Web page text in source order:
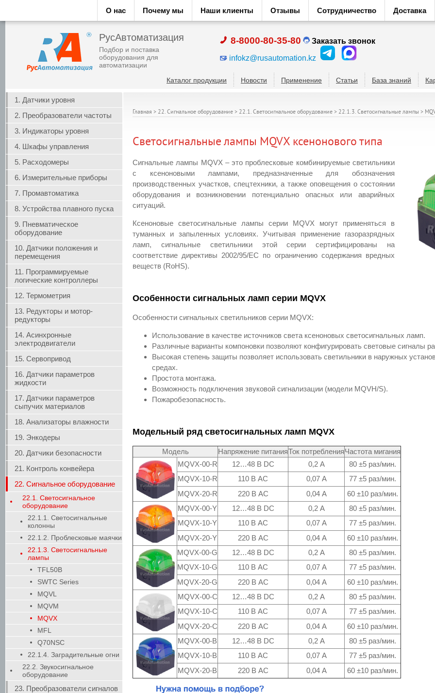
О нас Почему мы Наши клиенты Отзывы Сотрудничество Доставка
РусАвтоматизация
Подбор и поставка
оборудования для
автоматизации
8-8000-80-35-80 Заказать звонок
infokz@rusautomation.kz
Каталог продукции Новости Применение Статьи База знаний
1. Датчики уровня
2. Преобразователи частоты
3. Индикаторы уровня
4. Шкафы управления
5. Расходомеры
6. Измерительные приборы
7. Промавтоматика
8. Устройства плавного пуска
9. Пневматическое
оборудование
10. Датчики положения и
перемещения
11. Программируемые
логические контроллеры
12. Термометрия
13. Редукторы и мотор-
редукторы
14. Асинхронные
электродвигатели
15. Сервопривод
16. Датчики параметров
жидкости
17. Датчики параметров
сыпучих материалов
18. Анализаторы влажности
19. Энкодеры
20. Датчики безопасности
21. Контроль конвейера
22. Сигнальное оборудование
22.1. Светосигнальное
оборудование
22.1.1. Светосигнальные
колонны
22.1.2. Проблесковые маячки
22.1.3. Светосигнальные
лампы
TFL50B
SWTC Series
MQVL
MQVM
MQVX
MFL
Q70NSC
22.1.4. Заградительные огни
22.2. Звукосигнальное
оборудование
23. Преобразователи сигналов
Главная > 22. Сигнальное оборудование > 22.1. Светосигнальное оборудование > 22.1.3. Светосигнальные лампы >
Светосигнальные лампы MQVX ксенонового типа
Сигнальные лампы MQVX – это проблесковые комбинируемые светильники
с ксеноновыми лампами, предназначенные для обозначения
производственных участков, спецтехники, а также оповещения о состоянии
оборудования и возникновении потенциально опасных или аварийных
ситуаций.
Ксеноновые светосигнальные лампы серии MQVX могут применяться в
туманных и запыленных условиях. Учитывая применение газоразрядных
ламп, сигнальные светильники этой серии сертифицированы на
соответствие директивы 2002/95/EC по ограничению содержания вредных
веществ (RoHS).
Особенности сигнальных ламп серии MQVX
Особенности сигнальных светильников серии MQVX:
Использование в качестве источников света ксеноновых светосигнальных ламп.
Различные варианты компоновки позволяют конфигурировать световые сигналы
Высокая степень защиты позволяет использовать светильники в наружных
средах.
Простота монтажа.
Возможность подключения звуковой сигнализации (модели MQVH/S).
Пожаробезопасность.
Модельный ряд светосигнальных ламп MQVX
Модель Напряжение питанияТок потребленияЧастота мигания
MQVX-00-R
12…48 В DС 0,2 А
80 ±5 раз/мин.
MQVX-10-R
110 В AC 0,07 А
77 ±5 раз/мин.
MQVX-20-R
220 В AC 0,04 А
60 ±10 раз/мин.
MQVX-00-Y
12…48 В DС 0,2 А
80 ±5 раз/мин.
MQVX-10-Y
110 В AC 0,07 А
77 ±5 раз/мин.
MQVX-20-Y
220 В AC 0,04 А
60 ±10 раз/мин.
MQVX-00-G
12…48 В DС 0,2 А
80 ±5 раз/мин.
MQVX-10-G
110 В AC 0,07 А
77 ±5 раз/мин.
MQVX-20-G
220 В AC 0,04 А
60 ±10 раз/мин.
MQVX-00-C
12…48 В DС 0,2 А
80 ±5 раз/мин.
MQVX-10-C
110 В AC 0,07 А
77 ±5 раз/мин.
MQVX-20-C
220 В AC 0,04 А
60 ±10 раз/мин.
MQVX-00-B
12…48 В DС 0,2 А
80 ±5 раз/мин.
MQVX-10-B
110 В AC 0,07 А
77 ±5 раз/мин.
MQVX-20-B
220 В AC 0,04 А 60 ±10 раз/мин.